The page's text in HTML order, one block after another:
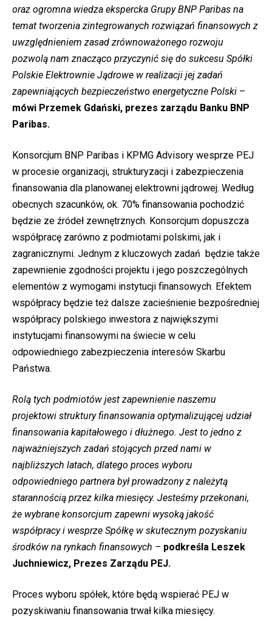
oraz ogromna wiedza ekspercka Grupy BNP Paribas na
temat tworzenia zintegrowanych rozwiązań finansowych z
uwzględnieniem zasad zrównoważonego rozwoju
pozwolą nam znacząco przyczynić się do sukcesu Spółki
Polskie Elektrownie Jądrowe w realizacji jej zadań
zapewniających bezpieczeństwo energetyczne Polski –
mówi Przemek Gdański, prezes zarządu Banku BNP
Paribas.
Konsorcjum BNP Paribas i KPMG Advisory wesprze PEJ
w procesie organizacji, strukturyzacji i zabezpieczenia
finansowania dla planowanej elektrowni jądrowej. Według
obecnych szacunków, ok. 70% finansowania pochodzić
będzie ze źródeł zewnętrznych. Konsorcjum dopuszcza
współpracę zarówno z podmiotami polskimi, jak i
zagranicznymi. Jednym z kluczowych zadań będzie także
zapewnienie zgodności projektu i jego poszczególnych
elementów z wymogami instytucji finansowych. Efektem
współpracy będzie też dalsze zacieśnienie bezpośredniej
współpracy polskiego inwestora z największymi
instytucjami finansowymi na świecie w celu
odpowiedniego zabezpieczenia interesów Skarbu
Państwa.
Rolą tych podmiotów jest zapewnienie naszemu
projektowi struktury finansowania optymalizującej udział
finansowania kapitałowego i dłużnego. Jest to jedno z
najważniejszych zadań stojących przed nami w
najbliższych latach, dlatego proces wyboru
odpowiedniego partnera był prowadzony z należytą
starannością przez kilka miesięcy. Jesteśmy przekonani,
że wybrane konsorcjum zapewni wysoką jakość
współpracy i wesprze Spółkę w skutecznym pozyskaniu
środków na rynkach finansowych – podkreśla Leszek
Juchniewicz, Prezes Zarządu PEJ.
Proces wyboru spółek, które będą wspierać PEJ w
pozyskiwaniu finansowania trwał kilka miesięcy.